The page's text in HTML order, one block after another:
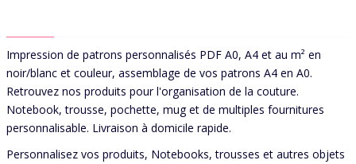
Impression de patrons personnalisés PDF A0, A4 et au m² en
noir/blanc et couleur, assemblage de vos patrons A4 en A0.
Retrouvez nos produits pour l'organisation de la couture.
Notebook, trousse, pochette, mug et de multiples fournitures
personnalisable. Livraison à domicile rapide.
Personnalisez vos produits, Notebooks, trousses et autres objets